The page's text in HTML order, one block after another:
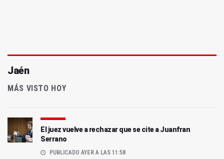
Jaén
MÁS VISTO HOY
El juez vuelve a rechazar que se cite a Juanfran
Serrano
PUBLICADO AYER A LAS 11:58